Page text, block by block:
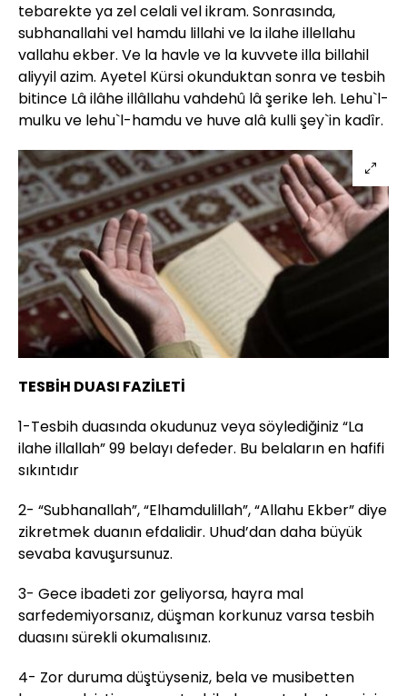
tebarekte ya zel celali vel ikram. Sonrasında,
subhanallahi vel hamdu lillahi ve la ilahe illellahu
vallahu ekber. Ve la havle ve la kuvvete illa billahil
aliyyil azim. Ayetel Kürsi okunduktan sonra ve tesbih
bitince Lâ ilâhe illâllahu vahdehû lâ şerike leh. Lehu`l-
mulku ve lehu`l-hamdu ve huve alâ kulli şey`in kadîr.
TESBİH DUASI FAZİLETİ
1-Tesbih duasında okudunuz veya söylediğiniz “La
ilahe illallah” 99 belayı defeder. Bu belaların en hafifi
sıkıntıdır
2- “Subhanallah”, “Elhamdulillah”, “Allahu Ekber” diye
zikretmek duanın efdalidir. Uhud’dan daha büyük
sevaba kavuşursunuz.
3- Gece ibadeti zor geliyorsa, hayra mal
sarfedemiyorsanız, düşman korkunuz varsa tesbih
duasını sürekli okumalısınız.
4- Zor duruma düştüyseniz, bela ve musibetten